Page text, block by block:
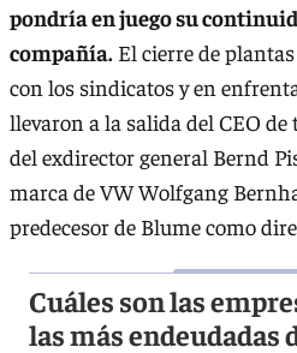
pondría en juego su
compañía. El cierre de
con los sindicatos y en
llevaron a la salida del CEO
del exdirector general Bernd
marca de VW Wolfgang
predecesor de Blume como
Cuáles son las
las más endeudadas